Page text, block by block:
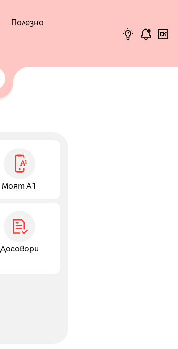
Полезно
Бизнес
Помощник
Моят А1
Договори